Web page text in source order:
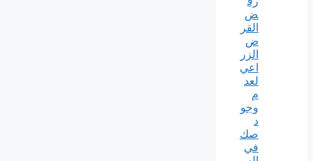
ض
القر
ض
الزر
اعي
لعد
م
وجو
د
صك
في